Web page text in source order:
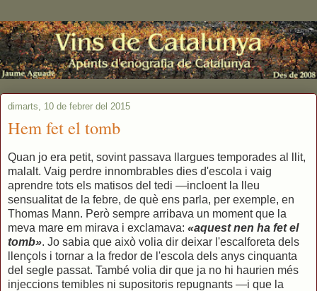
dimarts, 10 de febrer del 2015
Hem fet el tomb
Quan jo era petit, sovint passava llargues temporades al llit,
malalt. Vaig perdre innombrables dies d'escola i vaig
aprendre tots els matisos del tedi —incloent la lleu
sensualitat de la febre, de què ens parla, per exemple, en
Thomas Mann. Però sempre arribava un moment que la
meva mare em mirava i exclamava: «aquest nen ha fet el
tomb». Jo sabia que això volia dir deixar l'escalforeta dels
llençols i tornar a la fredor de l'escola dels anys cinquanta
del segle passat. També volia dir que ja no hi haurien més
injeccions temibles ni supositoris repugnants —i que la